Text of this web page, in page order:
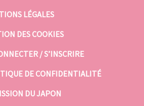
LÉGALES
DES COOKIES
/ S’INSCRIRE
DE CONFIDENTIALITÉ
DU JAPON